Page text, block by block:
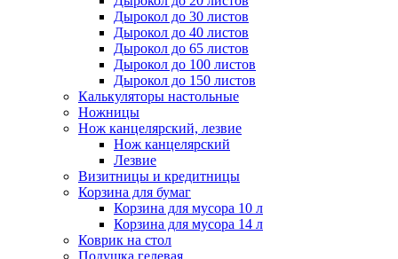
Дырокол до 30 листов
Дырокол до 40 листов
Дырокол до 65 листов
Дырокол до 100 листов
Дырокол до 150 листов
Калькуляторы настольные
Ножницы
Нож канцелярский, лезвие
Нож канцелярский
Лезвие
Визитницы и кредитницы
Корзина для бумаг
Корзина для мусора 10 л
Корзина для мусора 14 л
Коврик на стол
Подушка гелевая